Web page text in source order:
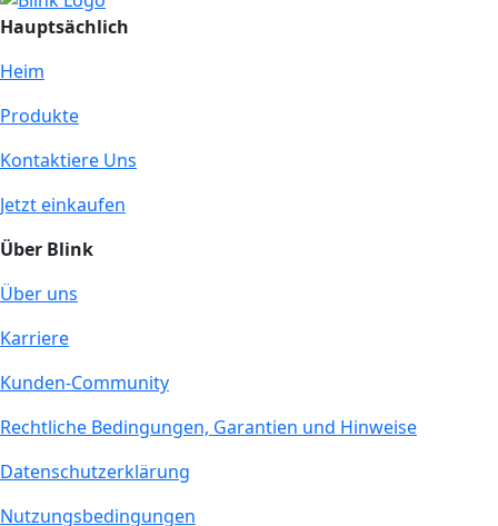
Hauptsächlich
Heim
Produkte
Kontaktiere Uns
Jetzt einkaufen
Über Blink
Über uns
Karriere
Kunden-Community
Rechtliche Bedingungen, Garantien und Hinweise
Datenschutzerklärung
Nutzungsbedingungen